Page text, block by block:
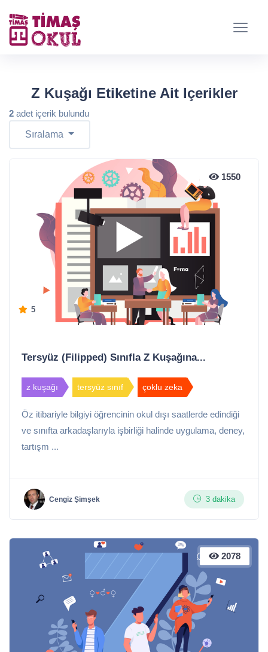
Z Kuşağı Etiketine Ait Içerikler
2 adet içerik bulundu
Sıralama
1550
5
Tersyüz (Filipped) Sınıfla Z Kuşağına...
z kuşağı tersyüz sınıf çoklu zeka
Öz itibariyle bilgiyi öğrencinin okul dışı saatlerde edindiği
ve sınıfta arkadaşlarıyla işbirliği halinde uygulama, deney,
tartışm ...
Cengiz Şimşek 3 dakika
2078